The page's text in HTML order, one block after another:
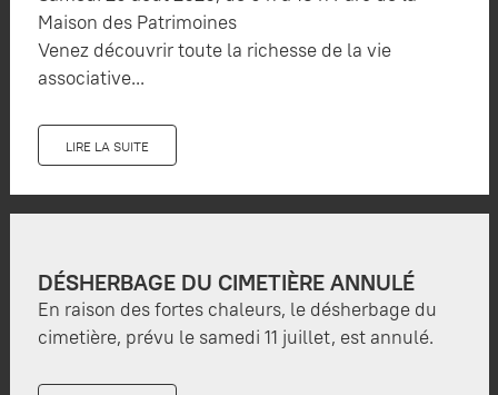
Maison des Patrimoines
Venez découvrir toute la richesse de la vie
associative...
LIRE LA SUITE
DÉSHERBAGE DU CIMETIÈRE ANNULÉ
En raison des fortes chaleurs, le désherbage du
cimetière, prévu le samedi 11 juillet, est annulé.